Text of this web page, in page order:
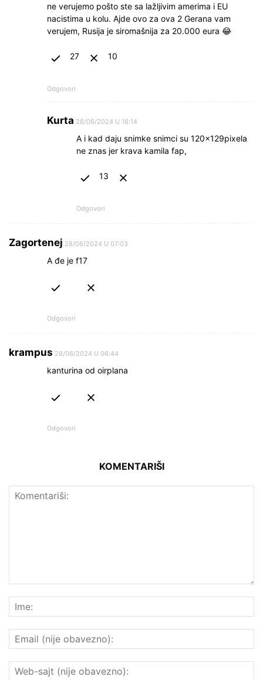
ne verujemo pošto ste sa lažljivim amerima i EU
nacistima u kolu. Ajde ovo za ova 2 Gerana vam
verujem, Rusija je siromašnija za 20.000 eura 😂
27 10
Odgovori
Kurta 28/06/2024 U 16:14
A i kad daju snimke snimci su 120x129pixela
ne znas jer krava kamila fap,
13
Odgovori
Zagortenej 28/06/2024 U 07:03
A đe je f17
Odgovori
krampus 28/06/2024 U 06:44
kanturina od oirplana
Odgovori
KOMENTARIŠI